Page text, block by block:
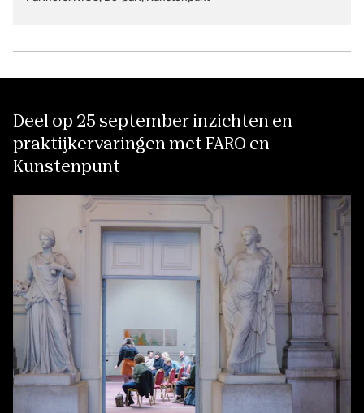
Deel op 25 september inzichten en
praktijkervaringen met FARO en
Kunstenpunt